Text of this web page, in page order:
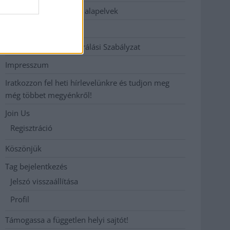
Etikai és függetlenségi alapelvek
Hozzászólási és Moderálási Szabályzat
Impresszum
Iratkozzon fel heti hírlevelünkre és tudjon meg
még többet megyénkről!
Join Us
Regisztráció
Köszönjük
Tag bejelentkezés
Jelszó visszaállítása
Profil
Támogassa a független helyi sajtót!